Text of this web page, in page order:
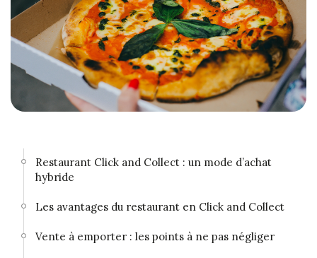
Restaurant Click and Collect : un mode d’achat
hybride
Les avantages du restaurant en Click and Collect
Vente à emporter : les points à ne pas négliger